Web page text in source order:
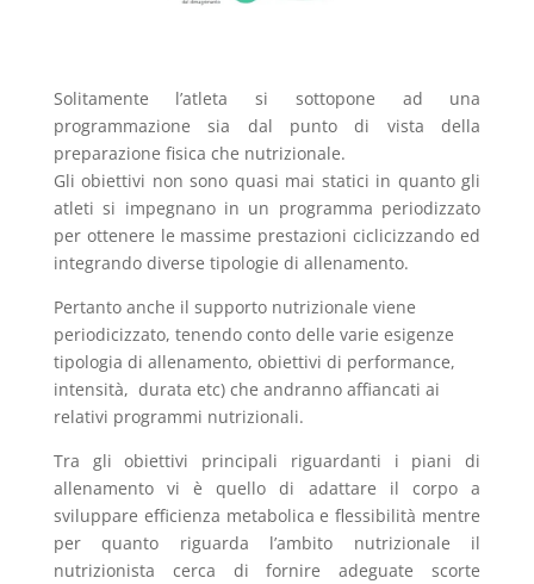
Solitamente l’atleta si sottopone ad una
programmazione sia dal punto di vista della
preparazione fisica che nutrizionale.
Gli obiettivi non sono quasi mai statici in quanto gli
atleti si impegnano in un programma periodizzato
per ottenere le massime prestazioni ciclicizzando ed
integrando diverse tipologie di allenamento.
Pertanto anche il supporto nutrizionale viene
periodicizzato, tenendo conto delle varie esigenze
tipologia di allenamento, obiettivi di performance,
intensità, durata etc) che andranno affiancati ai
relativi programmi nutrizionali.
Tra gli obiettivi principali riguardanti i piani di
allenamento vi è quello di adattare il corpo a
sviluppare efficienza metabolica e flessibilità mentre
per quanto riguarda l’ambito nutrizionale il
nutrizionista cerca di fornire adeguate scorte